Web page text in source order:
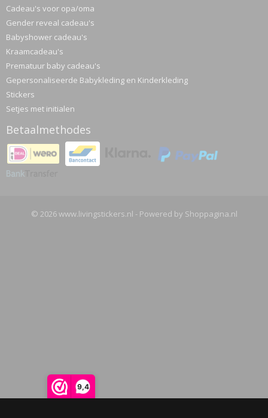
9,4
Cadeau's voor opa/oma
Gender reveal cadeau's
Babyshower cadeau's
Kraamcadeau's
Prematuur baby cadeau's
Gepersonaliseerde Babykleding en Kinderkleding
Stickers
Setjes met initialen
Betaalmethodes
© 2026 www.livingstickers.nl - Powered by Shoppagina.nl